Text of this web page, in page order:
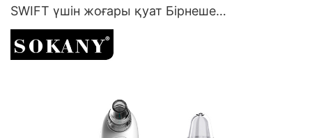
SWIFT үшін жоғары қуат Бірнеше
параметрлермен кептіру